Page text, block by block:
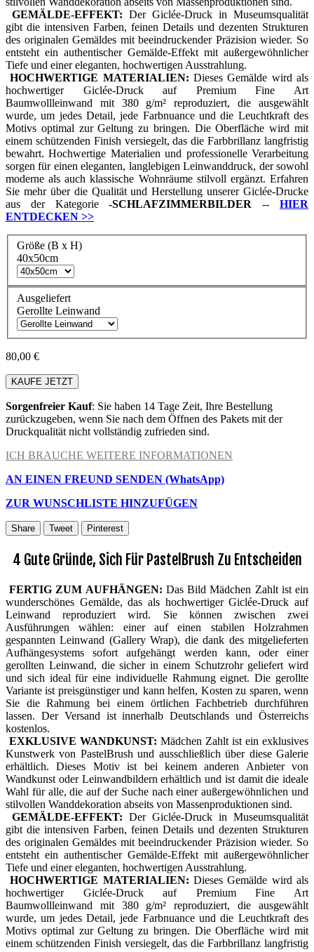
GEMÄLDE-EFFEKT: Der Giclée-Druck in Museumsqualität
gibt die intensiven Farben, feinen Details und dezenten Strukturen
des originalen Gemäldes mit beeindruckender Präzision wieder. So
entsteht ein authentischer Gemälde-Effekt mit außergewöhnlicher
Tiefe und einer eleganten, hochwertigen Ausstrahlung.
HOCHWERTIGE MATERIALIEN: Dieses Gemälde wird als
hochwertiger Giclée-Druck auf Premium Fine Art
Baumwollleinwand mit 380 g/m² reproduziert, die ausgewählt
wurde, um jedes Detail, jede Farbnuance und die Leuchtkraft des
Motivs optimal zur Geltung zu bringen. Die Oberfläche wird mit
einem schützenden Finish versiegelt, das die Farbbrillanz langfristig
bewahrt. Hochwertige Materialien und professionelle Verarbeitung
sorgen für einen eleganten, langlebigen Leinwanddruck, der sowohl
moderne als auch klassische Wohnräume stilvoll ergänzt. Erfahren
Sie mehr über die Qualität und Herstellung unserer Giclée-Drucke
aus der Kategorie-SCHLAFZIMMERBILDER --HIER
ENTDECKEN >>
Größe (B x H)
40x50cm
Ausgeliefert
Gerollte Leinwand
80,00 €
KAUFE JETZT
Sorgenfreier Kauf: Sie haben 14 Tage Zeit, Ihre Bestellung
zurückzugeben, wenn Sie nach dem Öffnen des Pakets mit der
Druckqualität nicht vollständig zufrieden sind.
ICH BRAUCHE WEITERE INFORMATIONEN
AN EINEN FREUND SENDEN (WhatsApp)
ZUR WUNSCHLISTE HINZUFÜGEN
Share Tweet Pinterest
4 Gute Gründe, Sich Für PastelBrush Zu Entscheiden
FERTIG ZUM AUFHÄNGEN: Das Bild Mädchen Zahlt ist ein
wunderschönes Gemälde, das als hochwertiger Giclée-Druck auf
Leinwand reproduziert wird. Sie können zwischen zwei
Ausführungen wählen: einer auf einen stabilen Holzrahmen
gespannten Leinwand (Gallery Wrap), die dank des mitgelieferten
Aufhängesystems sofort aufgehängt werden kann, oder einer
gerollten Leinwand, die sicher in einem Schutzrohr geliefert wird
und sich ideal für eine individuelle Rahmung eignet. Die gerollte
Variante ist preisgünstiger und kann helfen, Kosten zu sparen, wenn
Sie die Rahmung bei einem örtlichen Fachbetrieb durchführen
lassen. Der Versand ist innerhalb Deutschlands und Österreichs
kostenlos.
EXKLUSIVE WANDKUNST: Mädchen Zahlt ist ein exklusives
Kunstwerk von PastelBrush und ausschließlich über diese Galerie
erhältlich. Dieses Motiv ist bei keinem anderen Anbieter von
Wandkunst oder Leinwandbildern erhältlich und ist damit die ideale
Wahl für alle, die auf der Suche nach einer außergewöhnlichen und
stilvollen Wanddekoration abseits von Massenproduktionen sind.
GEMÄLDE-EFFEKT: Der Giclée-Druck in Museumsqualität
gibt die intensiven Farben, feinen Details und dezenten Strukturen
des originalen Gemäldes mit beeindruckender Präzision wieder. So
entsteht ein authentischer Gemälde-Effekt mit außergewöhnlicher
Tiefe und einer eleganten, hochwertigen Ausstrahlung.
HOCHWERTIGE MATERIALIEN: Dieses Gemälde wird als
hochwertiger Giclée-Druck auf Premium Fine Art
Baumwollleinwand mit 380 g/m² reproduziert, die ausgewählt
wurde, um jedes Detail, jede Farbnuance und die Leuchtkraft des
Motivs optimal zur Geltung zu bringen. Die Oberfläche wird mit
einem schützenden Finish versiegelt, das die Farbbrillanz langfristig